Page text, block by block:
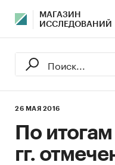
МАГАЗИН
ИССЛЕДОВАНИЙ
26 МАЯ 2016
По
гг.